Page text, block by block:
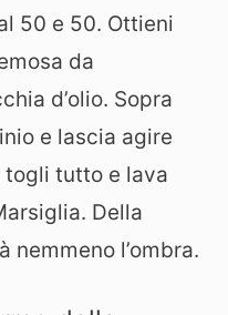
50 e 50. Ottieni
da
d’olio. Sopra
e lascia agire
tutto e lava
Della
nemmeno l’ombra.